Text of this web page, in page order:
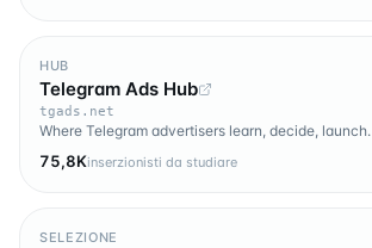
HUB
Telegram Ads Hub
tgads.net
Where Telegram advertisers learn, decide, launch.
75,8Kinserzionisti da studiare
SELEZIONE